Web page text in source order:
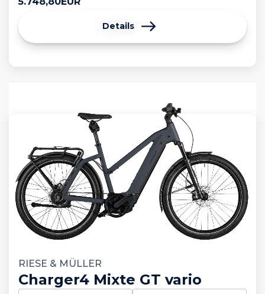
Details
RIESE & MÜLLER
Charger4 Mixte GT vario